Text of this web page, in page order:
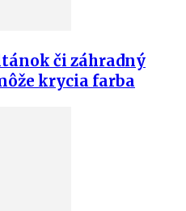
či záhradný
krycia farba